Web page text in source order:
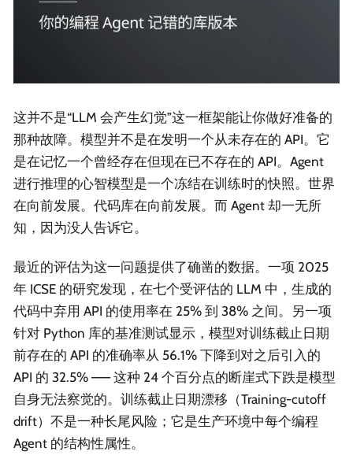
这并不是“LLM 会产生幻觉”这一框架能让你做好准备的
那种故障。模型并不是在发明一个从未存在的 API。它
是在记忆一个曾经存在但现在已不存在的 API。Agent
进行推理的心智模型是一个冻结在训练时的快照。世界
在向前发展。代码库在向前发展。而 Agent 却一无所
知，因为没人告诉它。
最近的评估为这一问题提供了确凿的数据。一项 2025
年 ICSE 的研究发现，在七个受评估的 LLM 中，生成的
代码中弃用 API 的使用率在 25% 到 38% 之间。另一项
针对 Python 库的基准测试显示，模型对训练截止日期
前存在的 API 的准确率从 56.1% 下降到对之后引入的
API 的 32.5% —— 这种 24 个百分点的断崖式下跌是模型
自身无法察觉的。训练截止日期漂移（Training-cutoff
drift）不是一种长尾风险；它是生产环境中每个编程
Agent 的结构性属性。